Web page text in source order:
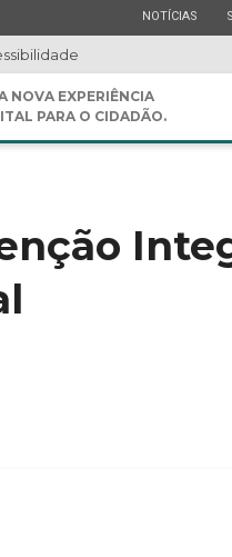
ESTADO
NOTÍCIAS
NOVA EXPERIÊNCIA
PARA O CIDADÃO.